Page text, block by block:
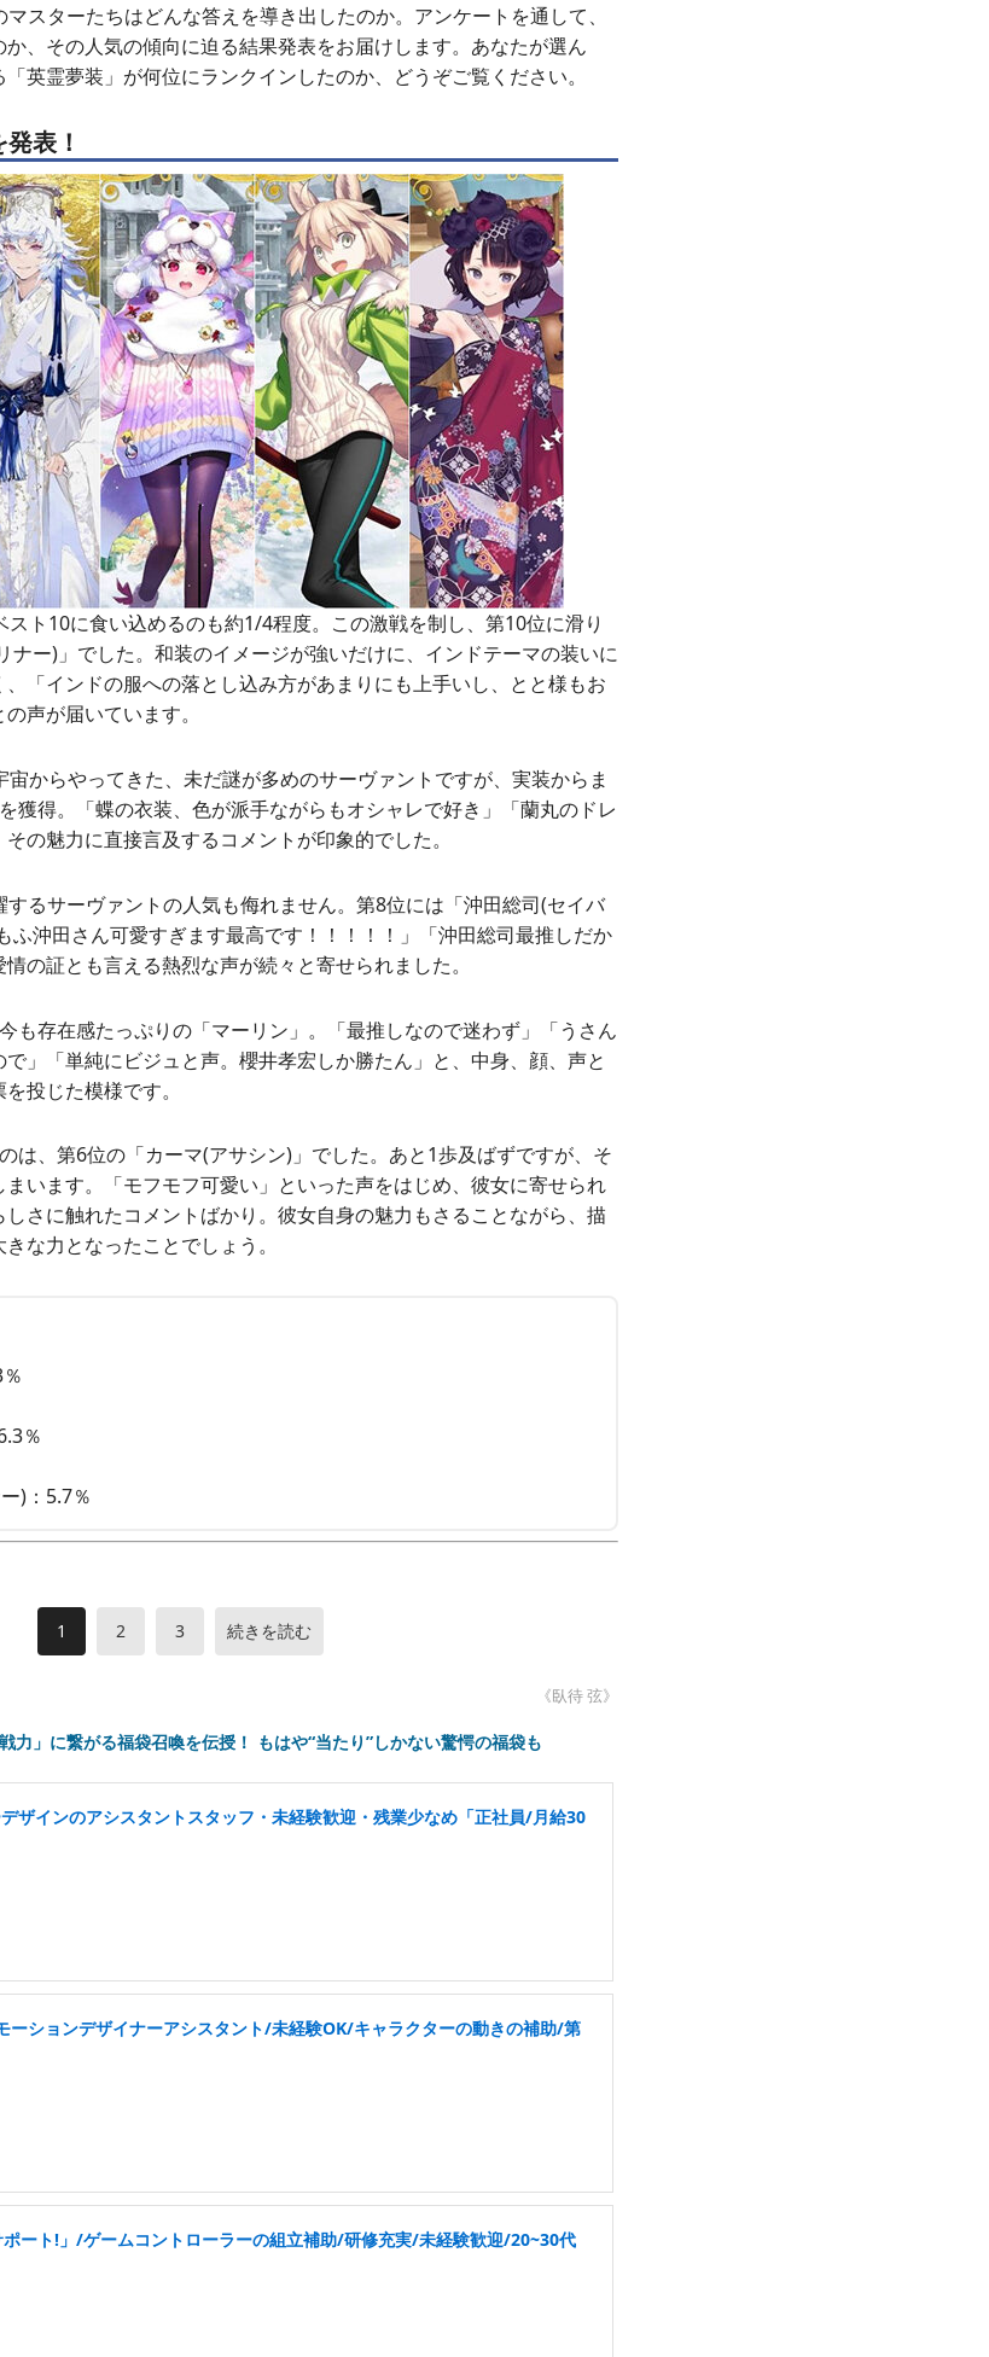
スターたちはどんな答えを導き出したのか。アンケートを通して、
、その人気の傾向に迫る結果発表をお届けします。あなたが選ん
英霊夢装」が何位にランクインしたのか、どうぞご覧ください。
表！
ト10に食い込めるのも約1/4程度。この激戦を制し、第10位に滑り
ナー)」でした。和装のイメージが強いだけに、インドテーマの装いに
「インドの服への落とし込み方があまりにも上手いし、とと様もお
声が届いています。
からやってきた、未だ謎が多めのサーヴァントですが、実装からま
獲得。「蝶の衣装、色が派手ながらもオシャレで好き」「蘭丸のドレ
の魅力に直接言及するコメントが印象的でした。
するサーヴァントの人気も侮れません。第8位には「沖田総司(セイバ
ふ沖田さん可愛すぎます最高です！！！！！」「沖田総司最推しだか
の証とも言える熱烈な声が続々と寄せられました。
も存在感たっぷりの「マーリン」。「最推しなので迷わず」「うさん
」「単純にビジュと声。櫻井孝宏しか勝たん」と、中身、顔、声と
投じた模様です。
は、第6位の「カーマ(アサシン)」でした。あと1歩及ばずですが、そ
います。「モフモフ可愛い」といった声をはじめ、彼女に寄せられ
さに触れたコメントばかり。彼女自身の魅力もさることながら、描
な力となったことでしょう。
％
)：5.7％
1 2 3 続きを読む
《臥待 弦》
力」に繋がる福袋召喚を伝授！ もはや“当たり”しかない驚愕の福袋も
ザインのアシスタントスタッフ・未経験歓迎・残業少なめ「正社員/月給30
ーションデザイナーアシスタント/未経験OK/キャラクターの動きの補助/第
ポート!」/ゲームコントローラーの組立補助/研修充実/未経験歓迎/20~30代